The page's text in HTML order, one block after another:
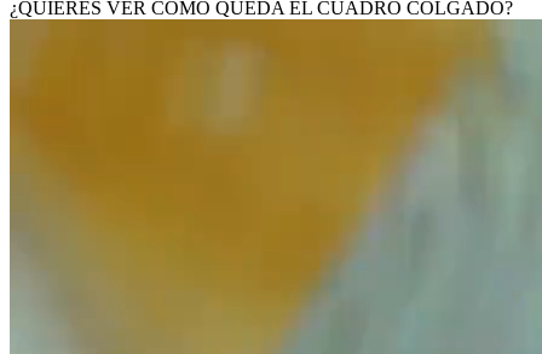
¿QUIERES VER CÓMO QUEDA EL CUADRO COLGADO?